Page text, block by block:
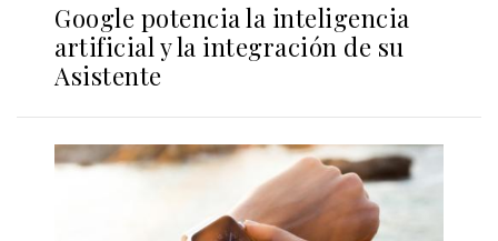
Google potencia la inteligencia
artificial y la integración de su
Asistente